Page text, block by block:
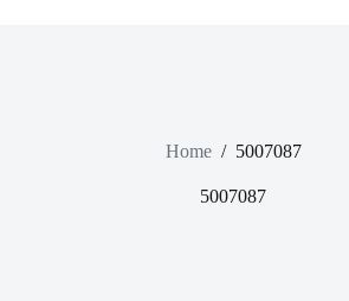
Home / 5007087
5007087